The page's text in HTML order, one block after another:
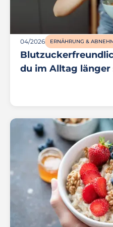
04/2026 ERNÄHRUNG &
du im Alltag